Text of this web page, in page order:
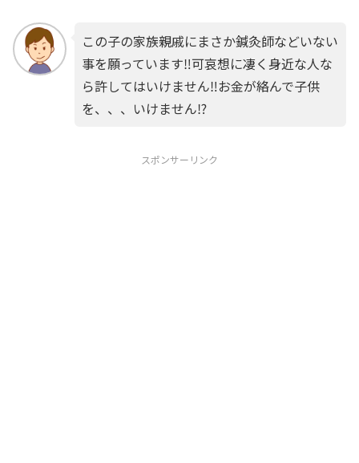
この子の家族親戚にまさか鍼灸師などいない
事を願っています‼️可哀想に凄く身近な人な
ら許してはいけません‼️お金が絡んで子供
を、、、いけません⁉️
スポンサーリンク